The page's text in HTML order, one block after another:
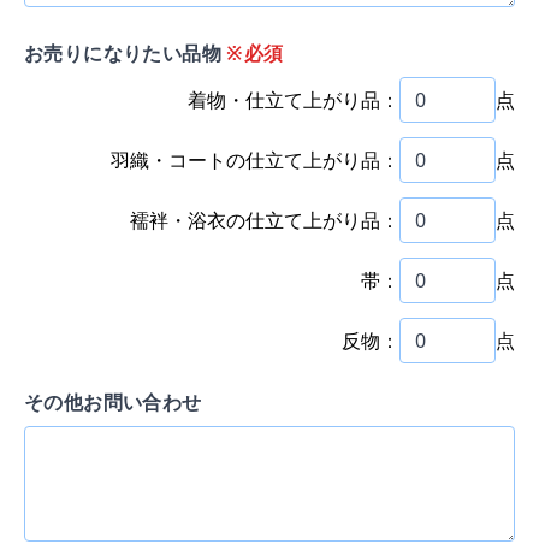
お売りになりたい品物 ※必須
着物・仕立て上がり品：
点
羽織・コートの仕立て上がり品： 点
襦袢・浴衣の仕立て上がり品： 点
帯： 点
反物： 点
その他お問い合わせ